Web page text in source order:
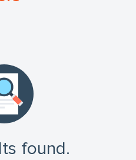
found.